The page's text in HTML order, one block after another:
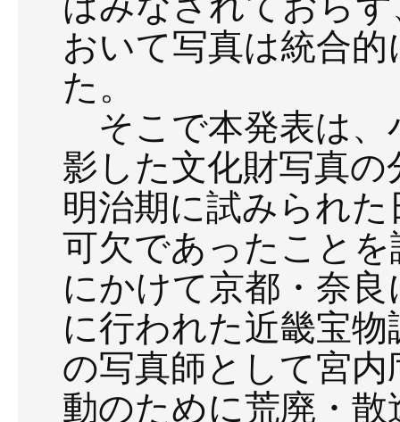
おいて写真は統合
た。
そこで本発表は、
影した文化財写真
明治期に試みられ
可欠であったこと
にかけて京都・奈
に行われた近畿宝
の写真師として宮
動のために荒廃・